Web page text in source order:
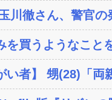
玉川徹さん、警官
を買うようなこ
い者】 甥(28)「